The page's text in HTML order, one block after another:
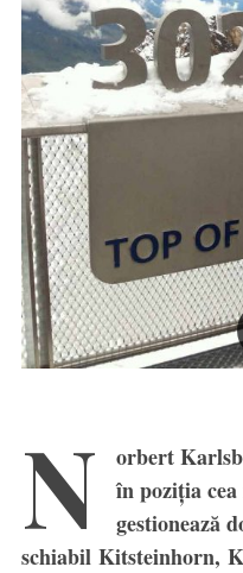
N
orbert
în poziția
gestionează
schiabil Kitsteinhorn,